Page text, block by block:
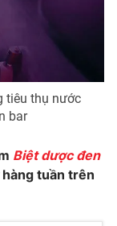
tiêu thụ nước
bar
Biệt dược đen
tuần trên